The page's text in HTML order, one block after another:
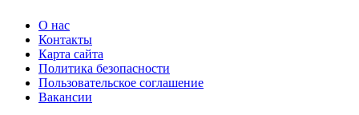
О нас
Контакты
Карта сайта
Политика безопасности
Пользовательское соглашение
Вакансии